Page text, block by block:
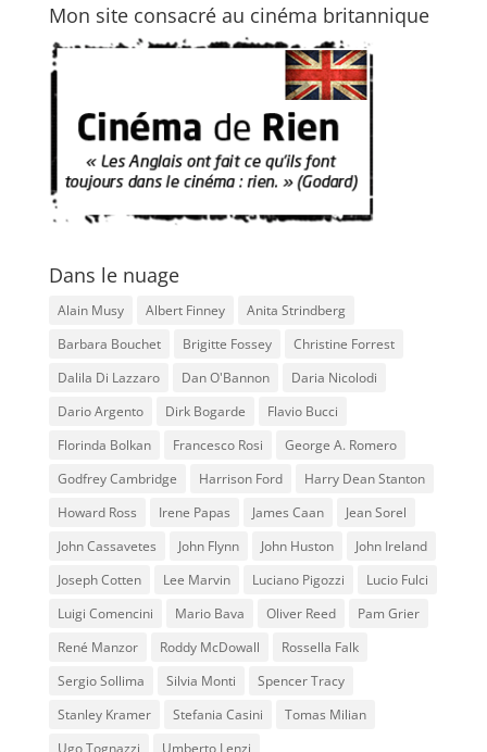
Mon site consacré au cinéma britannique
Dans le nuage
Alain Musy Albert Finney
Anita Strindberg
Barbara Bouchet
Brigitte Fossey
Christine Forrest
Dalila Di Lazzaro
Dan O'Bannon
Daria Nicolodi
Dario Argento
Dirk Bogarde
Flavio Bucci
Florinda Bolkan
Francesco Rosi
George A. Romero
Godfrey Cambridge
Harrison Ford
Harry Dean Stanton
Howard Ross
Irene Papas James Caan
Jean Sorel
John Cassavetes
John Flynn John Huston
John Ireland
Joseph Cotten
Lee Marvin Luciano Pigozzi
Lucio Fulci
Luigi Comencini
Mario Bava Oliver Reed
Pam Grier
René Manzor
Roddy McDowall
Rossella Falk
Sergio Sollima
Silvia Monti
Spencer Tracy
Stanley Kramer
Stefania Casini
Tomas Milian
Ugo Tognazzi
Umberto Lenzi